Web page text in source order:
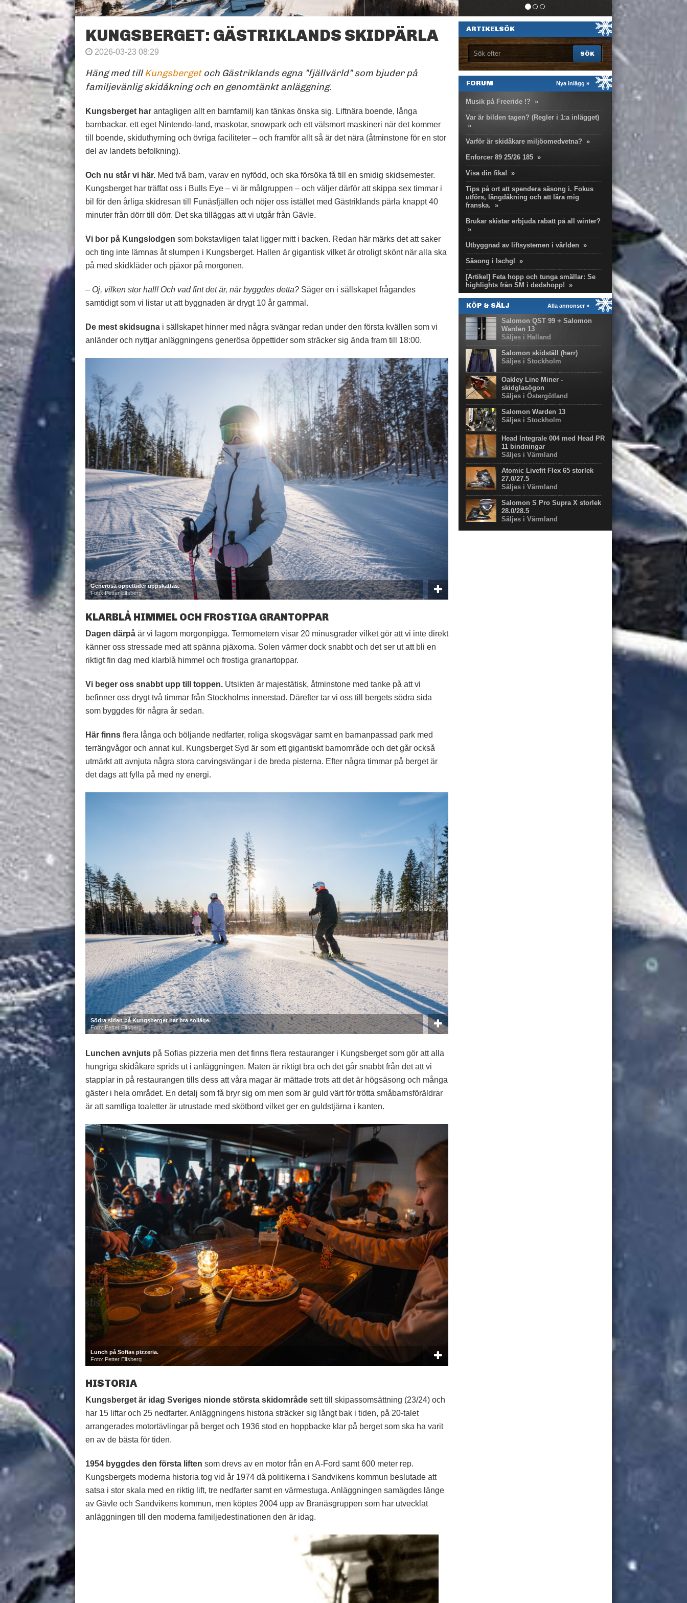
FOTO: PETER ERIKSSON
KUNGSBERGET: GÄSTRIKLANDS SKIDPÄRLA
2026-03-23 08:29
Häng med tillKungsbergetoch Gästriklands egna ”fjällvärld” som bjuder på
familjevänlig skidåkning och en genomtänkt anläggning.
Kungsberget har antagligen allt en barnfamilj kan tänkas önska sig. Liftnära boende, långa
barnbackar, ett eget Nintendo-land, maskotar, snowpark och ett välsmort maskineri när det kommer
till boende, skiduthyrning och övriga faciliteter – och framför allt så är det nära (åtminstone för en stor
del av landets befolkning).
Och nu står vi här. Med två barn, varav en nyfödd, och ska försöka få till en smidig skidsemester.
Kungsberget har träffat oss i Bulls Eye – vi är målgruppen – och väljer därför att skippa sex timmar i
bil för den årliga skidresan till Funäsfjällen och nöjer oss istället med Gästriklands pärla knappt 40
minuter från dörr till dörr. Det ska tilläggas att vi utgår från Gävle.
Vi bor på Kungslodgen som bokstavligen talat ligger mitt i backen. Redan här märks det att saker
och ting inte lämnas åt slumpen i Kungsberget. Hallen är gigantisk vilket är otroligt skönt när alla ska
på med skidkläder och pjäxor på morgonen.
– Oj, vilken stor hall! Och vad fint det är, när byggdes detta? Säger en i sällskapet frågandes
samtidigt som vi listar ut att byggnaden är drygt 10 år gammal.
De mest skidsugna i sällskapet hinner med några svängar redan under den första kvällen som vi
anländer och nyttjar anläggningens generösa öppettider som sträcker sig ända fram till 18:00.
Generösa öppettider uppskattas.
Foto: Petter Elfsberg
KLARBLÅ HIMMEL OCH FROSTIGA GRANTOPPAR
Dagen därpå är vi lagom morgonpigga. Termometern visar 20 minusgrader vilket gör att vi inte direkt
känner oss stressade med att spänna pjäxorna. Solen värmer dock snabbt och det ser ut att bli en
riktigt fin dag med klarblå himmel och frostiga granartoppar.
Vi beger oss snabbt upp till toppen. Utsikten är majestätisk, åtminstone med tanke på att vi
befinner oss drygt två timmar från Stockholms innerstad. Därefter tar vi oss till bergets södra sida
som byggdes för några år sedan.
Här finns flera långa och böljande nedfarter, roliga skogsvägar samt en barnanpassad park med
terrängvågor och annat kul. Kungsberget Syd är som ett gigantiskt barnområde och det går också
utmärkt att avnjuta några stora carvingsvängar i de breda pisterna. Efter några timmar på berget är
det dags att fylla på med ny energi.
Södra sidan på Kungsberget har bra solläge.
Foto: Petter Elfsberg
Lunchen avnjuts på Sofias pizzeria men det finns flera restauranger i Kungsberget som gör att alla
hungriga skidåkare sprids ut i anläggningen. Maten är riktigt bra och det går snabbt från det att vi
stapplar in på restaurangen tills dess att våra magar är mättade trots att det är högsäsong och många
gäster i hela området. En detalj som få bryr sig om men som är guld värt för trötta småbarnsföräldrar
är att samtliga toaletter är utrustade med skötbord vilket ger en guldstjärna i kanten.
Lunch på Sofias pizzeria.
Foto: Petter Elfsberg
HISTORIA
Kungsberget är idag Sveriges nionde största skidområde sett till skipassomsättning (23/24) och
har 15 liftar och 25 nedfarter. Anläggningens historia sträcker sig långt bak i tiden, på 20-talet
arrangerades motortävlingar på berget och 1936 stod en hoppbacke klar på berget som ska ha varit
en av de bästa för tiden.
1954 byggdes den första liften som drevs av en motor från en A-Ford samt 600 meter rep.
Kungsbergets moderna historia tog vid år 1974 då politikerna i Sandvikens kommun beslutade att
satsa i stor skala med en riktig lift, tre nedfarter samt en värmestuga. Anläggningen samägdes länge
av Gävle och Sandvikens kommun, men köptes 2004 upp av Branäsgruppen som har utvecklat
anläggningen till den moderna familjedestinationen den är idag.
ARTIKELSÖK
Nya inlägg »
FORUM
Musik på Freeride !? »
Var är bilden tagen? (Regler i 1:a inlägget)
»
Varför är skidåkare miljöomedvetna? »
Enforcer 89 25/26 185 »
Visa din fika! »
Tips på ort att spendera säsong i. Fokus
utförs, längdåkning och att lära mig
franska. »
Brukar skistar erbjuda rabatt på all winter?
»
Utbyggnad av liftsystemen i världen »
Säsong i Ischgl »
[Artikel] Feta hopp och tunga smällar: Se
highlights från SM i dødshopp! »
Alla annonser »
KÖP & SÄLJ
Salomon QST 99 + Salomon
Warden 13
Säljes i Halland
Salomon skidställ (herr)
Säljes i Stockholm
Oakley Line Miner -
skidglasögon
Säljes i Östergötland
Salomon Warden 13
Säljes i Stockholm
Head Integrale 004 med Head PR
11 bindningar
Säljes i Värmland
Atomic Livefit Flex 65 storlek
27.0/27.5
Säljes i Värmland
Salomon S Pro Supra X storlek
28.0/28.5
Säljes i Värmland